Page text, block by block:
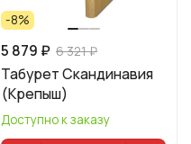
-8%
5 879 ₽ 6 321 ₽
Табурет Скандинавия
(Крепыш)
Доступно к заказу